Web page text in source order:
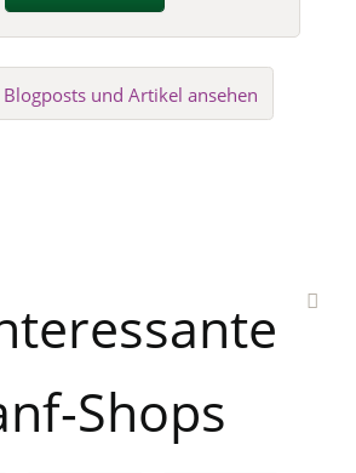
und Artikel ansehen
Shops